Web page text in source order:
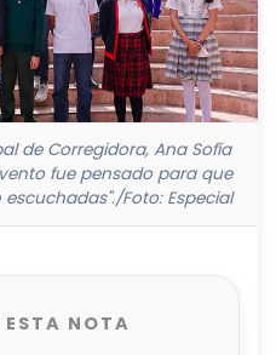
de Corregidora, Ana Sofía
fue pensado para que
Foto: Especial
ESTA NOTA